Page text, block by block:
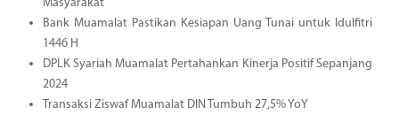
Masyarakat
Bank Muamalat Pastikan Kesiapan Uang Tunai untuk Idulfitri
1446 H
DPLK Syariah Muamalat Pertahankan Kinerja Positif Sepanjang
2024
Transaksi Ziswaf Muamalat DIN Tumbuh 27,5% YoY